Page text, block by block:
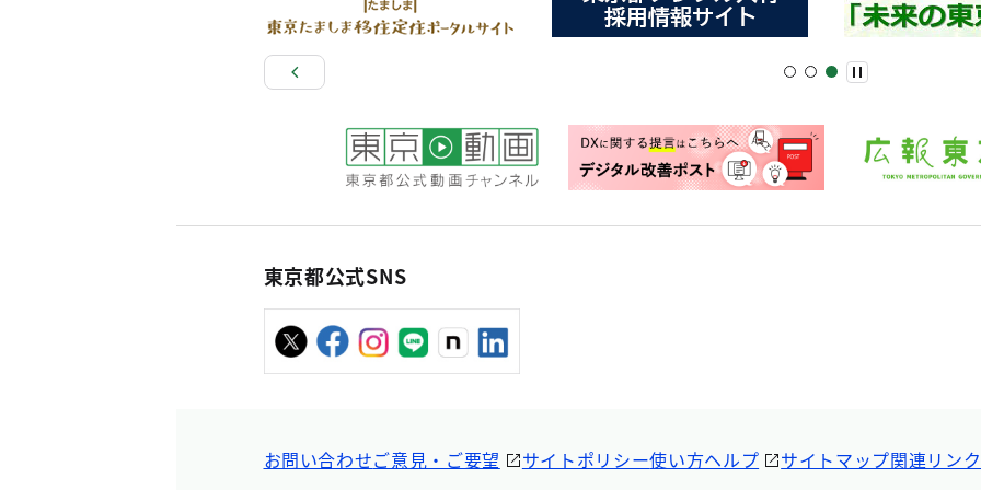
東京都公式SNS
お問い合わせご意見・ご要望 サイトポリシー使い方ヘルプ サイトマップ関連リンク